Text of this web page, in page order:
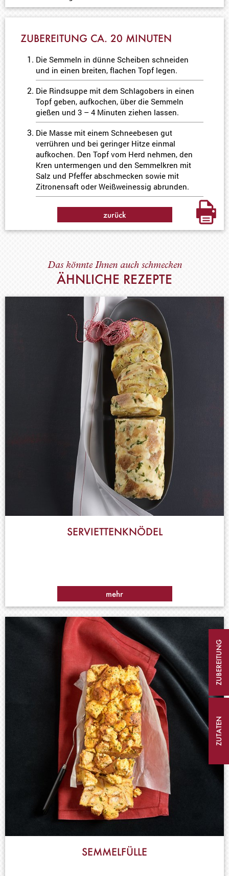
ZUBEREITUNG CA. 20 MINUTEN
Die Semmeln in dünne Scheiben schneiden
und in einen breiten, flachen Topf legen.
Die Rindsuppe mit dem Schlagobers in einen
Topf geben, aufkochen, über die Semmeln
gießen und 3 – 4 Minuten ziehen lassen.
Die Masse mit einem Schneebesen gut
verrühren und bei geringer Hitze einmal
aufkochen. Den Topf vom Herd nehmen, den
Kren untermengen und den Semmelkren mit
Salz und Pfeffer abschmecken sowie mit
Zitronensaft oder Weißweinessig abrunden.
zurück
ZUTATEN
ZUBEREITUNG
Das könnte Ihnen auch schmecken
ÄHNLICHE REZEPTE
SERVIETTENKNÖDEL
mehr
SEMMELFÜLLE